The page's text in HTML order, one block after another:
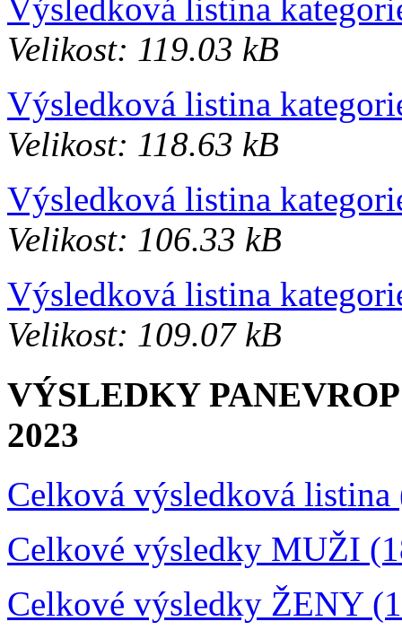
Výsledková listina
Velikost: 119.03 kB
Výsledková listina
Velikost: 118.63 kB
Výsledková listina
Velikost: 106.33 kB
Výsledková listina
Velikost: 109.07 kB
VÝSLEDKY
2023
Celková výsledková
Celkové výsledky MUŽI
Celkové výsledky ŽENY